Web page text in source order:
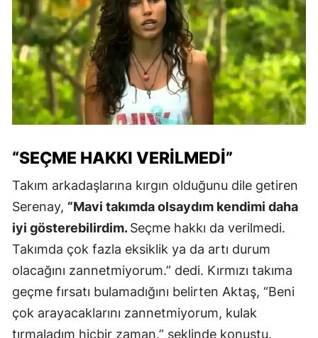
“SEÇME HAKKI VERILMEDI”
Takım arkadaşlarına kırgın olduğunu dile getiren
Serenay, “Mavi takımda olsaydım kendimi daha
iyi gösterebilirdim.Seçme hakkı da verilmedi.
Takımda çok fazla eksiklik ya da artı durum
olacağını zannetmiyorum.” dedi. Kırmızı takıma
geçme fırsatı bulamadığını belirten Aktaş, “Beni
çok arayacaklarını zannetmiyorum, kulak
tırmaladım hiçbir zaman.” şeklinde konuştu.